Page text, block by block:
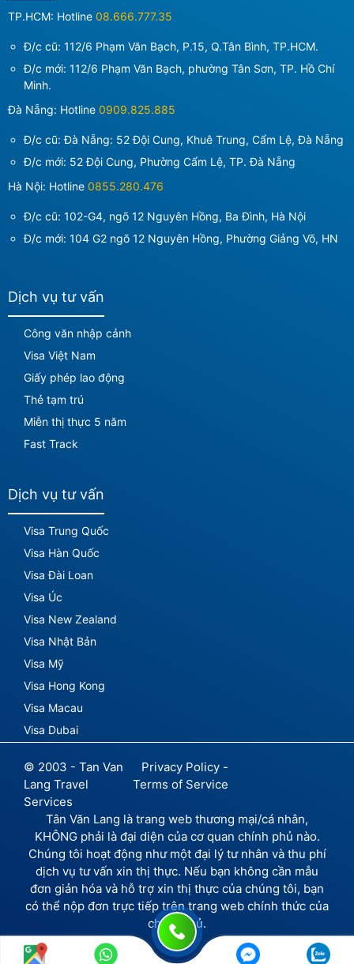
TP.HCM: Hotline 08.666.777.35
Đ/c cũ: 112/6 Phạm Văn Bạch, P.15, Q.Tân Bình, TP.HCM.
Đ/c mới: 112/6 Phạm Văn Bạch, phường Tân Sơn, TP. Hồ Chí
Minh.
Đà Nẵng: Hotline 0909.825.885
Đ/c cũ: Đà Nẵng: 52 Đội Cung, Khuê Trung, Cẩm Lệ, Đà Nẵng
Đ/c mới: 52 Đội Cung, Phường Cẩm Lệ, TP. Đà Nẵng
Hà Nội: Hotline 0855.280.476
Đ/c cũ: 102-G4, ngõ 12 Nguyên Hồng, Ba Đình, Hà Nội
Đ/c mới: 104 G2 ngõ 12 Nguyên Hồng, Phường Giảng Võ, HN
Dịch vụ tư vấn
Công văn nhập cảnh
Visa Việt Nam
Giấy phép lao động
Thẻ tạm trú
Miễn thị thực 5 năm
Fast Track
Dịch vụ tư vấn
Visa Trung Quốc
Visa Hàn Quốc
Visa Đài Loan
Visa Úc
Visa New Zealand
Visa Nhật Bản
Visa Mỹ
Visa Hong Kong
Visa Macau
Visa Dubai
© 2003 - Tan Van
Lang Travel
Services
Privacy Policy -
Terms of Service
Tân Văn Lang là trang web thương mại/cá nhân,
KHÔNG phải là đại diện của cơ quan chính phủ nào.
Chúng tôi hoạt động như một đại lý tư nhân và thu phí
dịch vụ tư vấn xin thị thực. Nếu bạn không cần mẫu
đơn giản hóa và hỗ trợ xin thị thực của chúng tôi, bạn
có thể nộp đơn trực tiếp trên trang web chính thức của
chính phủ.